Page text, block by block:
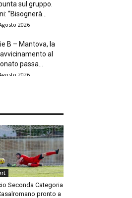
sul gruppo.
“Bisognerà...
2026
B – Mantova, la
al
passa...
2026
Seconda Categoria
pronto a